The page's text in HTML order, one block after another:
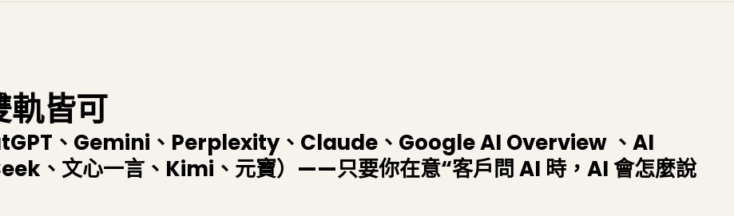
軌皆可
、Gemini、Perplexity、Claude、Google AI Overview 、AI
、文心一言、Kimi、元寶）——只要你在意“客戶問 AI 時，AI 會怎麼說